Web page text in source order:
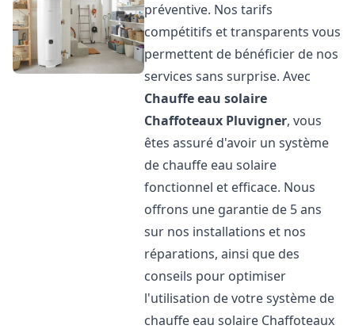
préventive. Nos tarifs
compétitifs et transparents vous
permettent de bénéficier de nos
services sans surprise. Avec
Chauffe eau solaire
Chaffoteaux Pluvigner, vous
êtes assuré d'avoir un système
de chauffe eau solaire
fonctionnel et efficace. Nous
offrons une garantie de 5 ans
sur nos installations et nos
réparations, ainsi que des
conseils pour optimiser
l'utilisation de votre système de
chauffe eau solaire Chaffoteaux